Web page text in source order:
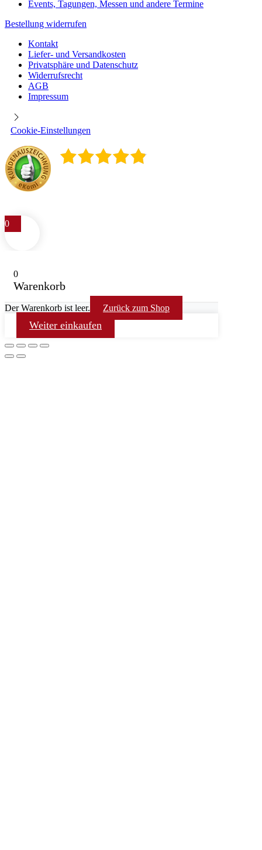
Events, Tagungen, Messen und andere Termine
Bestellung widerrufen
Kontakt
Liefer- und Versandkosten
Privatsphäre und Datenschutz
Widerrufsrecht
AGB
Impressum
Cookie-Einstellungen
0
0
Warenkorb
Der Warenkorb ist leer. Zurück zum Shop
Weiter einkaufen